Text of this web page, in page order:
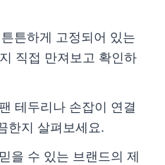
튼튼하게 고정되어 있는
직접 만져보고 확인하
테두리나 손잡이 연결
한지 살펴보세요.
믿을 수 있는 브랜드의 제